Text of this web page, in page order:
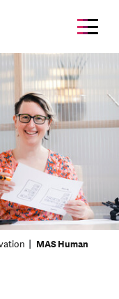
MAS Human